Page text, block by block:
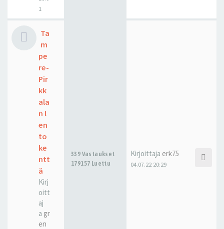
1
Ta
m
pe
re-
Pir
kk
ala
n l
en
to
ke
ntt
ä
Kirj
oitt
aj
a gr
en
339 Vastaukset
179157 Luettu
Kirjoittaja erk75
04.07.22 20:29